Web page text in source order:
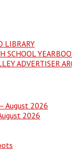
LIBRARY
SCHOOL
ADVERTISER
2026